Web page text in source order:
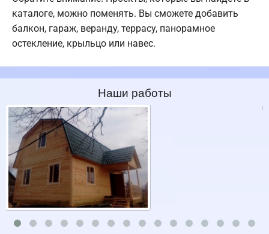
каталоге, можно поменять. Вы сможете добавить
балкон, гараж, веранду, террасу, панорамное
остекление, крыльцо или навес.
Наши работы